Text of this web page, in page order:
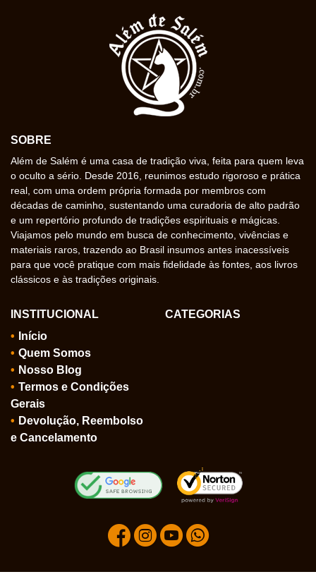
SOBRE
Além de Salém é uma casa de tradição viva, feita para quem leva
o oculto a sério. Desde 2016, reunimos estudo rigoroso e prática
real, com uma ordem própria formada por membros com
décadas de caminho, sustentando uma curadoria de alto padrão
e um repertório profundo de tradições espirituais e mágicas.
Viajamos pelo mundo em busca de conhecimento, vivências e
materiais raros, trazendo ao Brasil insumos antes inacessíveis
para que você pratique com mais fidelidade às fontes, aos livros
clássicos e às tradições originais.
INSTITUCIONAL
Início
Quem Somos
Nosso Blog
Termos e Condições
Gerais
Devolução, Reembolso
e Cancelamento
CATEGORIAS